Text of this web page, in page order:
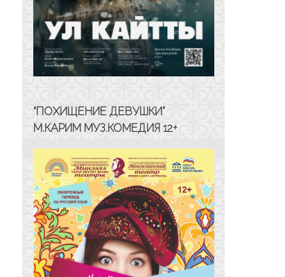
“ПОХИЩЕНИЕ ДЕВУШКИ”
М.КАРИМ МУЗ.КОМЕДИЯ 12+